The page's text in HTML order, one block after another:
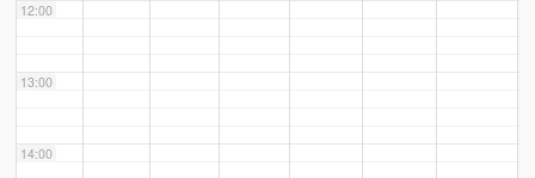
12:00
13:00
14:00